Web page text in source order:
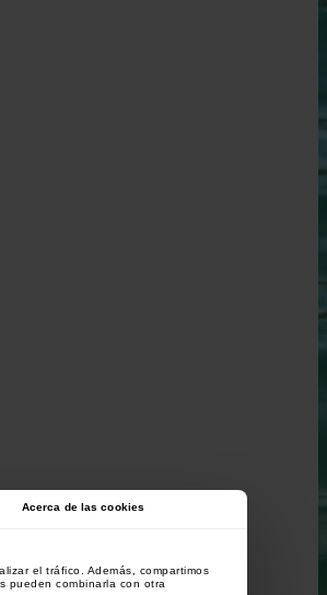
Acerca de las cookies
el tráfico. Además, compartimos
pueden combinarla con otra